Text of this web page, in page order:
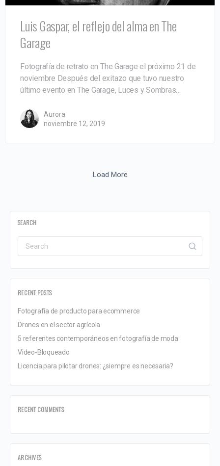
Luis Gaspar, el reflejo del alma en The
Garage
Fotografía de retrato en The Garage el próximo 21 de
noviembre Después del exitazo que tuvo nuestro
último evento en The Garage, Luces y Sombras…
Aurora
noviembre 12, 2019
Load More
SEARCH
RECENT POSTS
Fotografía de producto para ecommerce
Drones en el sector agrícola
5 referentes contemporáneos en fotografía de moda
Video-Bloqueado
Licencia para pilotar drones: ¿siempre es necesaria?
RECENT COMMENTS
ARCHIVES